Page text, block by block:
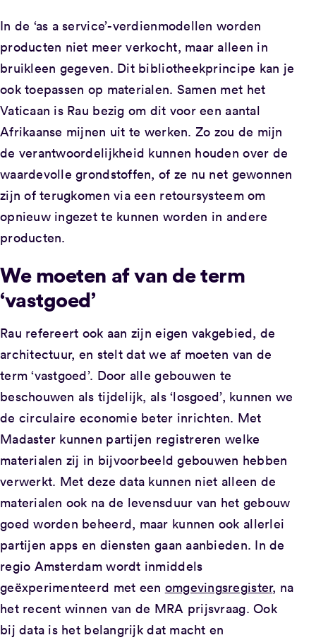
In de ‘as a service’-verdienmodellen worden
producten niet meer verkocht, maar alleen in
bruikleen gegeven. Dit bibliotheekprincipe kan je
ook toepassen op materialen. Samen met het
Vaticaan is Rau bezig om dit voor een aantal
Afrikaanse mijnen uit te werken. Zo zou de mijn
de verantwoordelijkheid kunnen houden over de
waardevolle grondstoffen, of ze nu net gewonnen
zijn of terugkomen via een retoursysteem om
opnieuw ingezet te kunnen worden in andere
producten.
We moeten af van de term
‘vastgoed’
Rau refereert ook aan zijn eigen vakgebied, de
architectuur, en stelt dat we af moeten van de
term ‘vastgoed’. Door alle gebouwen te
beschouwen als tijdelijk, als ‘losgoed’, kunnen we
de circulaire economie beter inrichten. Met
Madaster kunnen partijen registreren welke
materialen zij in bijvoorbeeld gebouwen hebben
verwerkt. Met deze data kunnen niet alleen de
materialen ook na de levensduur van het gebouw
goed worden beheerd, maar kunnen ook allerlei
partijen apps en diensten gaan aanbieden. In de
regio Amsterdam wordt inmiddels
geëxperimenteerd met een omgevingsregister, na
het recent winnen van de MRA prijsvraag. Ook
bij data is het belangrijk dat macht en